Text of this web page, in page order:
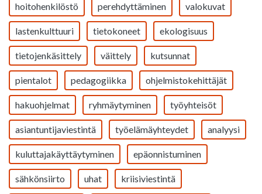
hoitohenkilöstö perehdyttäminen valokuvat
lastenkulttuuri tietokoneet ekologisuus
tietojenkäsittely väittely kutsunnat
pientalot pedagogiikka ohjelmistokehittäjät
hakuohjelmat ryhmäytyminen työyhteisöt
asiantuntijaviestintä työelämäyhteydet analyysi
kuluttajakäyttäytyminen epäonnistuminen
sähkönsiirto uhat kriisiviestintä